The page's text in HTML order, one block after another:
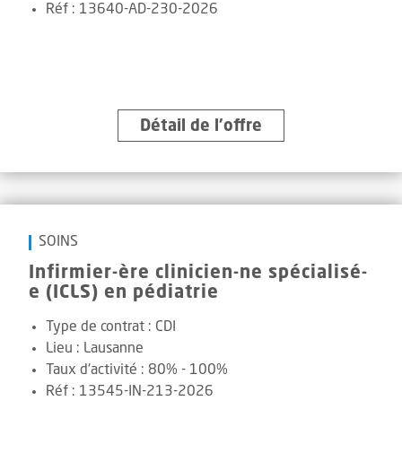
Réf : 13640-AD-230-2026
Détail de l’offre
SOINS
Infirmier-ère clinicien-ne spécialisé-
e (ICLS) en pédiatrie
Type de contrat : CDI
Lieu : Lausanne
Taux d'activité : 80% - 100%
Réf : 13545-IN-213-2026